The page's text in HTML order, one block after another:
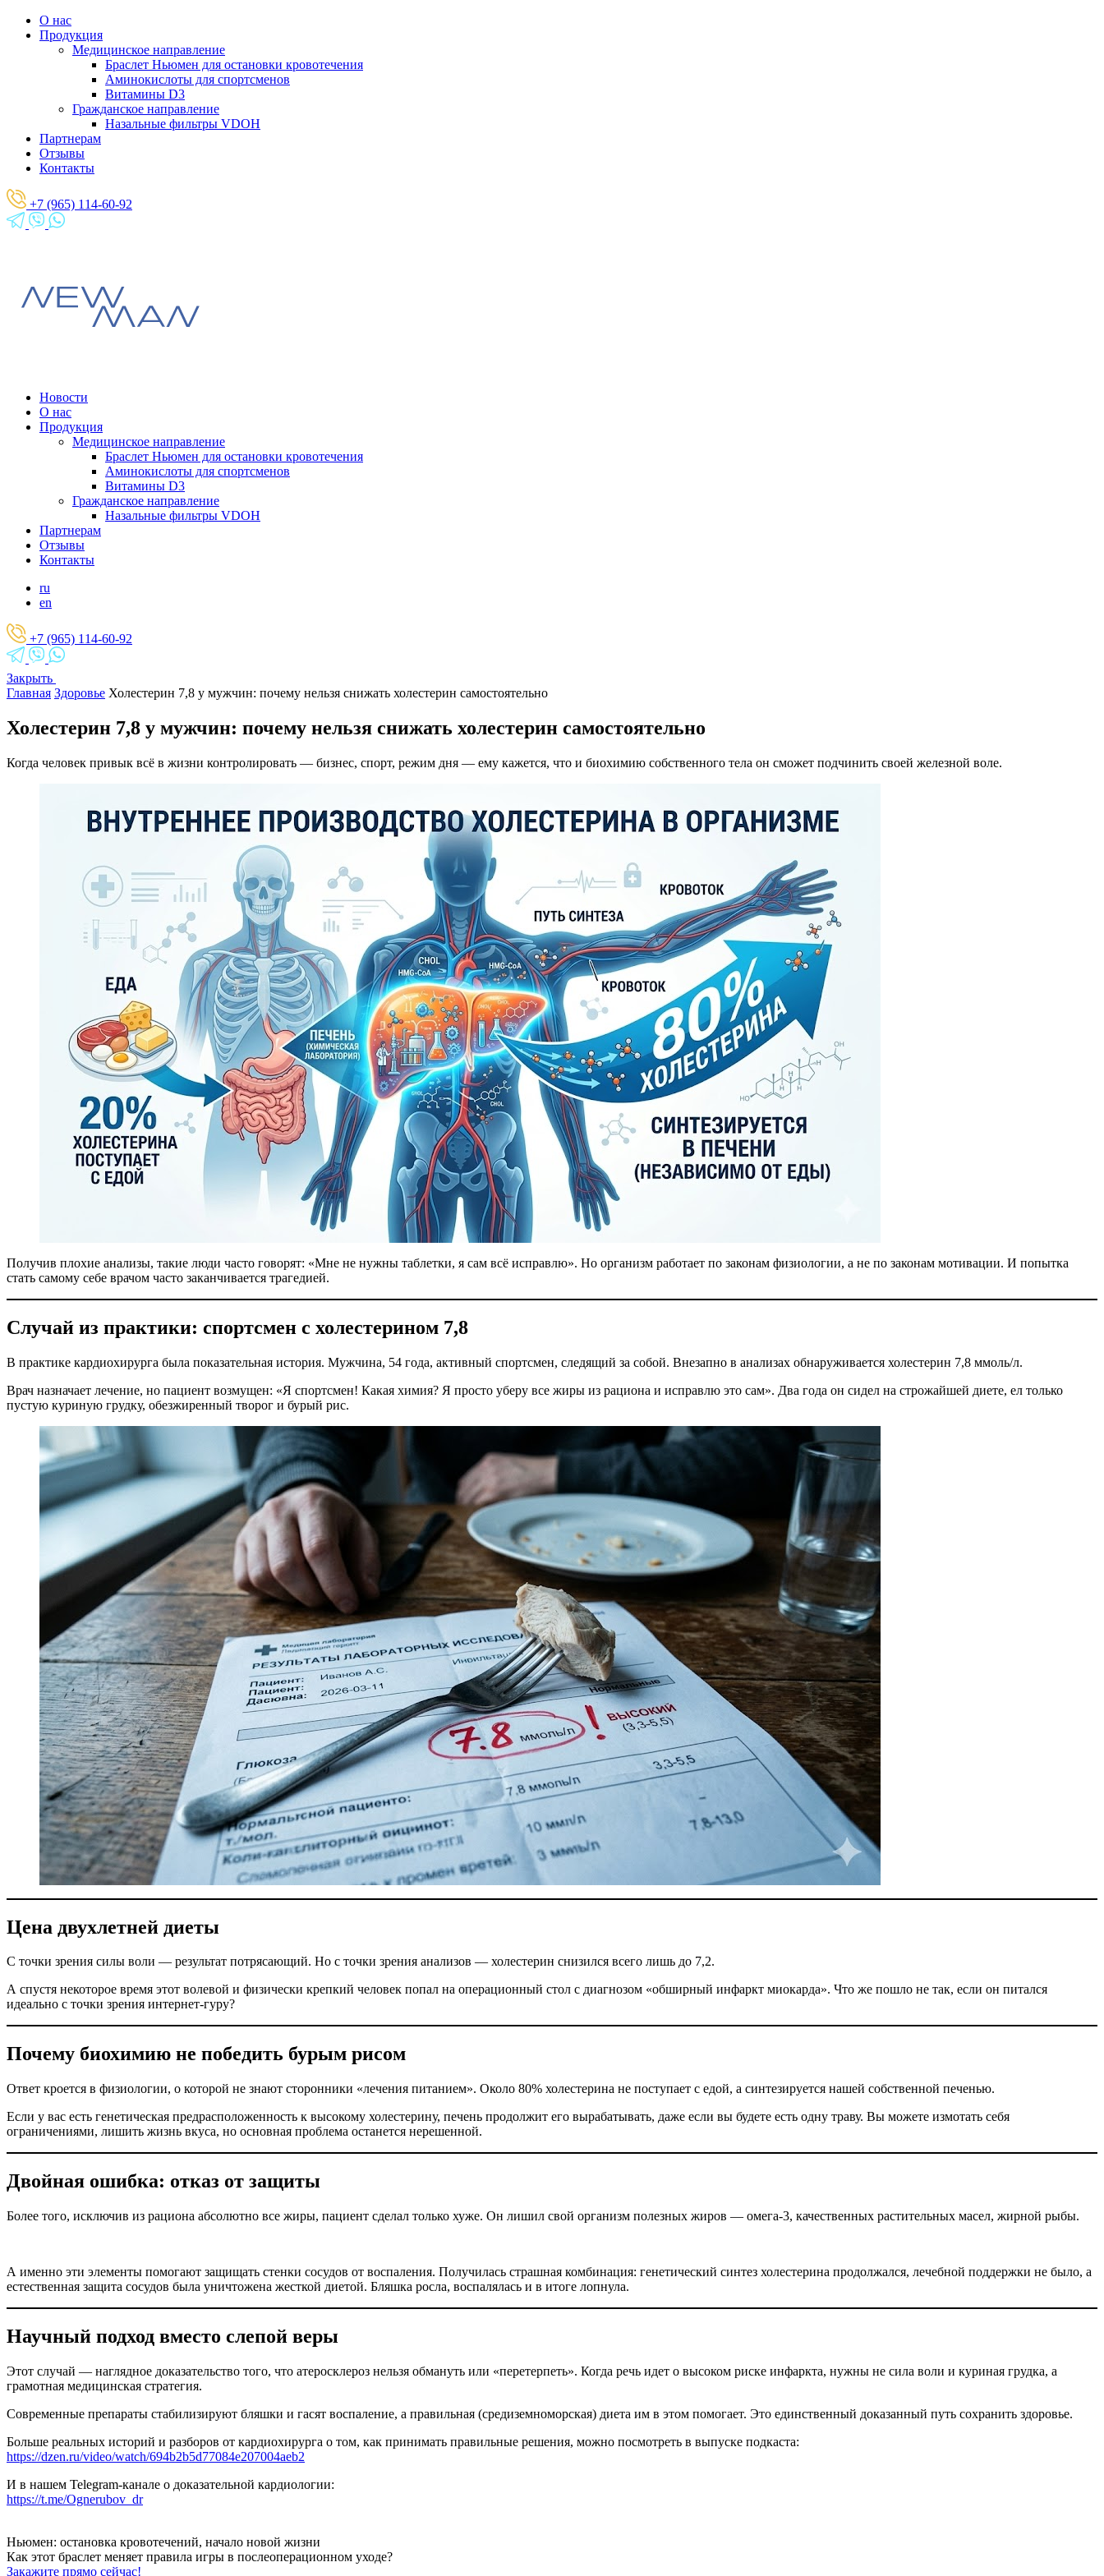
О нас
Продукция
Медицинское направление
Браслет Ньюмен для остановки кровотечения
Аминокислоты для спортсменов
Витамины D3
Гражданское направление
Назальные фильтры VDOH
Партнерам
Отзывы
Контакты
+7 (965) 114-60-92
Новости
О нас
Продукция
Медицинское направление
Браслет Ньюмен для остановки кровотечения
Аминокислоты для спортсменов
Витамины D3
Гражданское направление
Назальные фильтры VDOH
Партнерам
Отзывы
Контакты
ru
en
+7 (965) 114-60-92
Закрыть
Главная Здоровье Холестерин 7,8 у мужчин: почему нельзя снижать холестерин самостоятельно
Холестерин 7,8 у мужчин: почему нельзя снижать холестерин самостоятельно
Когда человек привык всё в жизни контролировать — бизнес, спорт, режим дня — ему кажется, что и биохимию собственного тела он сможет подчинить своей железной воле.
Получив плохие анализы, такие люди часто говорят: «Мне не нужны таблетки, я сам всё исправлю». Но организм работает по законам физиологии, а не по законам мотивации. И попытка
стать самому себе врачом часто заканчивается трагедией.
Случай из практики: спортсмен с холестерином 7,8
В практике кардиохирурга была показательная история. Мужчина, 54 года, активный спортсмен, следящий за собой. Внезапно в анализах обнаруживается холестерин 7,8 ммоль/л.
Врач назначает лечение, но пациент возмущен: «Я спортсмен! Какая химия? Я просто уберу все жиры из рациона и исправлю это сам». Два года он сидел на строжайшей диете, ел только
пустую куриную грудку, обезжиренный творог и бурый рис.
Цена двухлетней диеты
С точки зрения силы воли — результат потрясающий. Но с точки зрения анализов — холестерин снизился всего лишь до 7,2.
А спустя некоторое время этот волевой и физически крепкий человек попал на операционный стол с диагнозом «обширный инфаркт миокарда». Что же пошло не так, если он питался
идеально с точки зрения интернет-гуру?
Почему биохимию не победить бурым рисом
Ответ кроется в физиологии, о которой не знают сторонники «лечения питанием». Около 80% холестерина не поступает с едой, а синтезируется нашей собственной печенью.
Если у вас есть генетическая предрасположенность к высокому холестерину, печень продолжит его вырабатывать, даже если вы будете есть одну траву. Вы можете измотать себя
ограничениями, лишить жизнь вкуса, но основная проблема останется нерешенной.
Двойная ошибка: отказ от защиты
Более того, исключив из рациона абсолютно все жиры, пациент сделал только хуже. Он лишил свой организм полезных жиров — омега-3, качественных растительных масел, жирной рыбы.
А именно эти элементы помогают защищать стенки сосудов от воспаления. Получилась страшная комбинация: генетический синтез холестерина продолжался, лечебной поддержки не было, а
естественная защита сосудов была уничтожена жесткой диетой. Бляшка росла, воспалялась и в итоге лопнула.
Научный подход вместо слепой веры
Этот случай — наглядное доказательство того, что атеросклероз нельзя обмануть или «перетерпеть». Когда речь идет о высоком риске инфаркта, нужны не сила воли и куриная грудка, а
грамотная медицинская стратегия.
Современные препараты стабилизируют бляшки и гасят воспаление, а правильная (средиземноморская) диета им в этом помогает. Это единственный доказанный путь сохранить здоровье.
Больше реальных историй и разборов от кардиохирурга о том, как принимать правильные решения, можно посмотреть в выпуске подкаста:
https://dzen.ru/video/watch/694b2b5d77084e207004aeb2
И в нашем Telegram-канале о доказательной кардиологии:
https://t.me/Ognerubov_dr
Ньюмен: остановка кровотечений, начало новой жизни
Как этот браслет меняет правила игры в послеоперационном уходе?
Закажите прямо сейчас!